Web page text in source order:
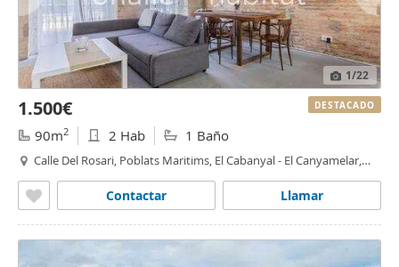
1/22
1.500€
90m2 2 Hab 1 Baño
Calle Del Rosari, Poblats Maritims, El Cabanyal - El Canyamelar,
Llamar
Contactar
DESTACADO